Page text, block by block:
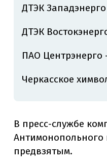
ДТЭК
ДТЭК
ПАО Центрэнерго
Черкасское
В пресс-службе
Антимонопольного
предвзятым.